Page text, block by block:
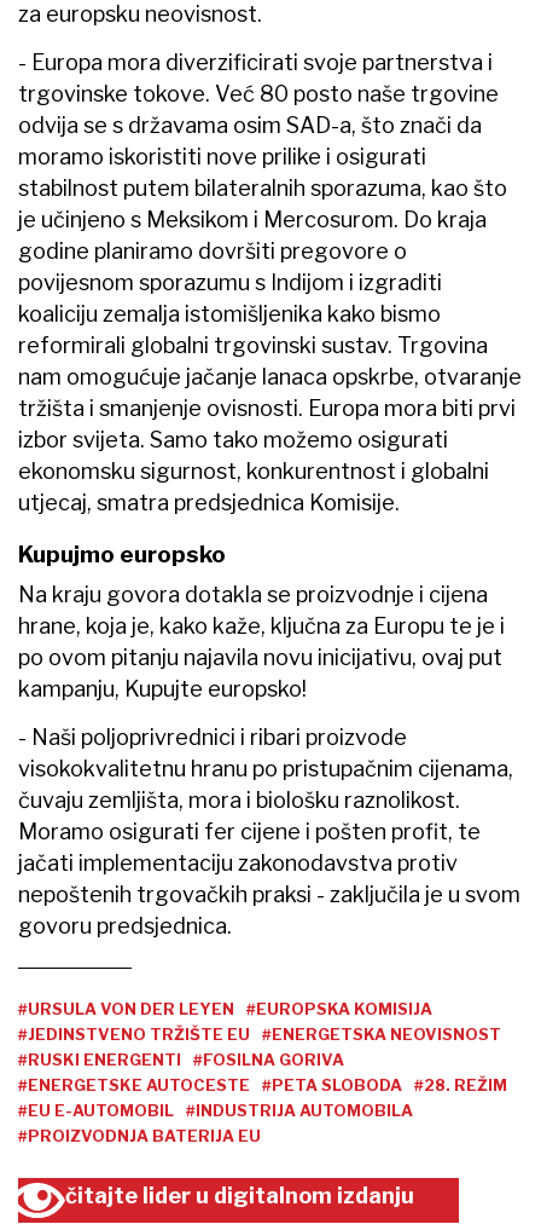
za europsku neovisnost.
- Europa mora diverzificirati svoje partnerstva i
trgovinske tokove. Već 80 posto naše trgovine
odvija se s državama osim SAD-a, što znači da
moramo iskoristiti nove prilike i osigurati
stabilnost putem bilateralnih sporazuma, kao što
je učinjeno s Meksikom i Mercosurom. Do kraja
godine planiramo dovršiti pregovore o
povijesnom sporazumu s Indijom i izgraditi
koaliciju zemalja istomišljenika kako bismo
reformirali globalni trgovinski sustav. Trgovina
nam omogućuje jačanje lanaca opskrbe, otvaranje
tržišta i smanjenje ovisnosti. Europa mora biti prvi
izbor svijeta. Samo tako možemo osigurati
ekonomsku sigurnost, konkurentnost i globalni
utjecaj, smatra predsjednica Komisije.
Kupujmo europsko
Na kraju govora dotakla se proizvodnje i cijena
hrane, koja je, kako kaže, ključna za Europu te je i
po ovom pitanju najavila novu inicijativu, ovaj put
kampanju, Kupujte europsko!
- Naši poljoprivrednici i ribari proizvode
visokokvalitetnu hranu po pristupačnim cijenama,
čuvaju zemljišta, mora i biološku raznolikost.
Moramo osigurati fer cijene i pošten profit, te
jačati implementaciju zakonodavstva protiv
nepoštenih trgovačkih praksi - zaključila je u svom
govoru predsjednica.
#URSULA VON DER LEYEN
#EUROPSKA KOMISIJA
#JEDINSTVENO TRŽIŠTE EU
#ENERGETSKA NEOVISNOST
#RUSKI ENERGENTI
#FOSILNA GORIVA
#ENERGETSKE AUTOCESTE
#PETA SLOBODA
#28. REŽIM
#EU E-AUTOMOBIL
#INDUSTRIJA AUTOMOBILA
#PROIZVODNJA BATERIJA EU
čitajte lider u digitalnom izdanju